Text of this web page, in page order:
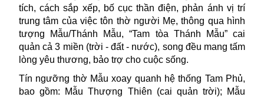
tích, cách sắp xếp, bố cục thần điện, phản ánh vị trí
trung tâm của việc tôn thờ người Mẹ, thông qua hình
tượng Mẫu/Thánh Mẫu, “Tam tòa Thánh Mẫu” cai
quản cả 3 miền (trời - đất - nước), song đều mang tấm
lòng yêu thương, bảo trợ cho cuộc sống.
Tín ngưỡng thờ Mẫu xoay quanh hệ thống Tam Phủ,
bao gồm: Mẫu Thượng Thiên (cai quản trời); Mẫu